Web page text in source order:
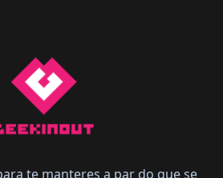
te manteres a par do que se